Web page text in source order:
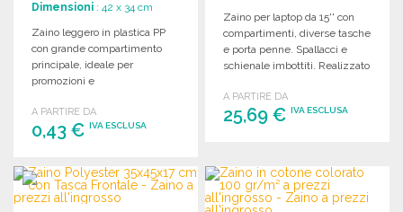
Dimensioni : 42 x 34 cm
Zaino leggero in plastica PP
con grande compartimento
principale, ideale per
promozioni e
Dimensioni: 34 x 42 cm.
A PARTIRE DA
0,43 € IVA ESCLUSA
ORDINARE
Richiedi un preventivo
Zaino per laptop da 15'' con
compartimenti, diverse tasche
e porta penne. Spallacci e
schienale imbottiti. Realizzato
A PARTIRE DA
25,69 €IVA ESCLUSA
Richiedi un preventivo